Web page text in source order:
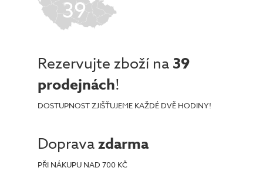
39
Rezervujte zboží na 39
prodejnách!
DOSTUPNOST ZJIŠŤUJEME KAŽDÉ DVĚ HODINY!
Dopravazdarma
PŘI NÁKUPU NAD 700 KČ